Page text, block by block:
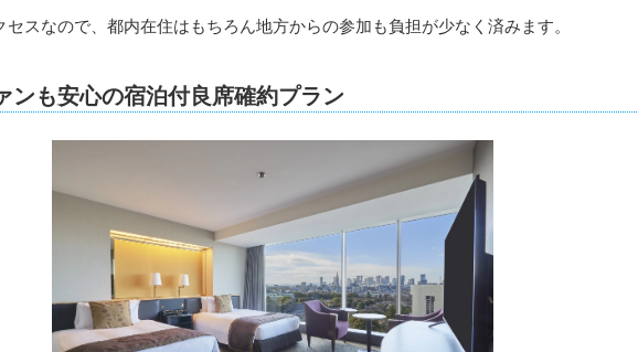
セスなので、都内在住はもちろん地方からの参加も負担が少なく済みます。
ンも安心の宿泊付良席確約プラン